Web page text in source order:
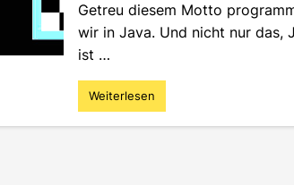
Getreu diesem Motto
wir in Java. Und nicht nur das,
ist …
"Informatik
II
Weiterlesen